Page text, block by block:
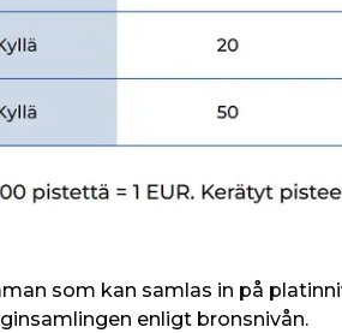
som kan samlas in på
enligt bronsnivån.